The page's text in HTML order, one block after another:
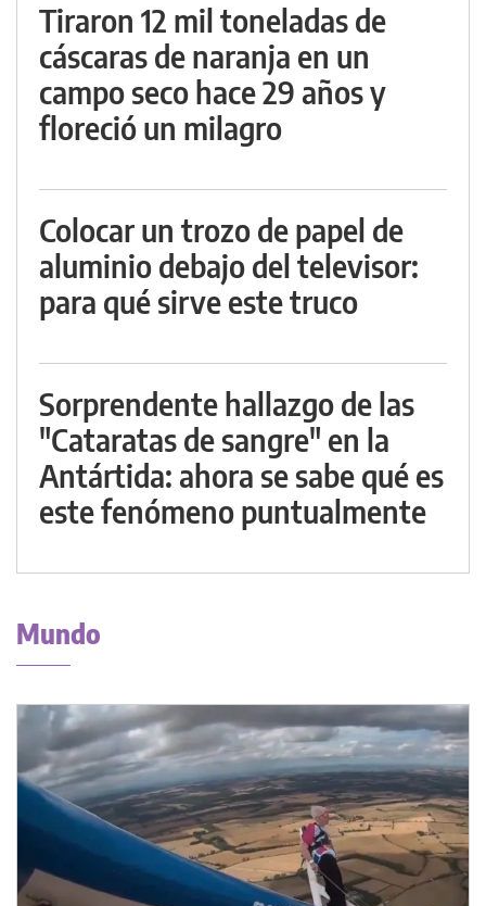
Tiraron 12 mil toneladas de
cáscaras de naranja en un
campo seco hace 29 años y
floreció un milagro
Colocar un trozo de papel de
aluminio debajo del televisor:
para qué sirve este truco
Sorprendente hallazgo de las
"Cataratas de sangre" en la
Antártida: ahora se sabe qué es
este fenómeno puntualmente
Mundo